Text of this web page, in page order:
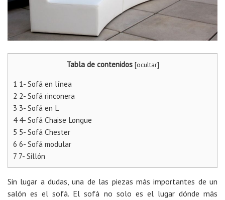
Tabla de contenidos [ocultar]
1 1- Sofá en línea
2 2- Sofá rinconera
3 3- Sofá en L
44- Sofá Chaise Longue
5 5- Sofá Chester
6 6- Sofá modular
7 7- Sillón
Sin lugar a dudas, una de las piezas más importantes de un
salón es el sofá. El sofá no solo es el lugar dónde más